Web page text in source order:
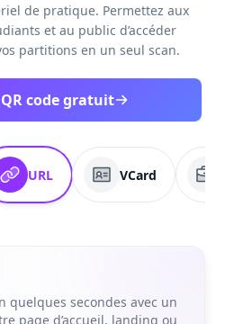
de pratique. Permettez aux
et au public d’accéder
partitions en un seul scan.
code gratuit
URL VCard
quelques secondes avec un
page d’accueil, landing ou